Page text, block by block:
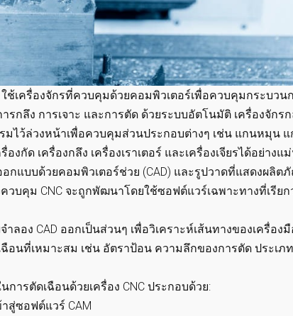
ใช้เครื่องจักรที่ควบคุมด้วยคอมพิวเตอร์เพื่อควบคุมกระบวน
รกลึง การเจาะ และการตัด ด้วยระบบอัตโนมัติ เครื่องจักร
มไว้ล่วงหน้าเพื่อควบคุมส่วนประกอบต่างๆ เช่น แกนหมุน
งกัด เครื่องกลึง เครื่องเราเตอร์ และเครื่องเจียรได้อย่างแ
กแบบด้วยคอมพิวเตอร์ช่วย (CAD) และรูปวาดที่แสดงผลิต
บคุม CNC จะถูกพัฒนาโดยใช้ซอฟต์แวร์เฉพาะทางที่เรียก
ลอง CAD ออกเป็นส่วนๆ เพื่อวิเคราะห์เส้นทางของเครื่อง
อนที่เหมาะสม เช่น อัตราป้อน ความลึกของการตัด ประเภ
ารตัดเฉือนด้วยเครื่อง CNC ประกอบด้วย:
าสู่ซอฟต์แวร์ CAM